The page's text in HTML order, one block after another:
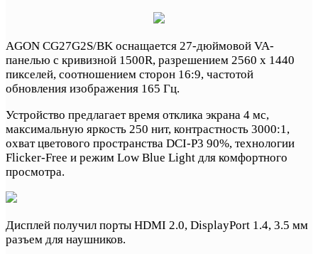
AGON CG27G2S/BK оснащается 27-дюймовой VA-
панелью с кривизной 1500R, разрешением 2560 х 1440
пикселей, соотношением сторон 16:9, частотой
обновления изображения 165 Гц.
Устройство предлагает время отклика экрана 4 мс,
максимальную яркость 250 нит, контрастность 3000:1,
охват цветового пространства DCI-P3 90%, технологии
Flicker-Free и режим Low Blue Light для комфортного
просмотра.
Дисплей получил порты HDMI 2.0, DisplayPort 1.4, 3.5 мм
разъем для наушников.